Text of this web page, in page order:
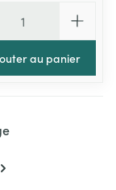
au panier
la page